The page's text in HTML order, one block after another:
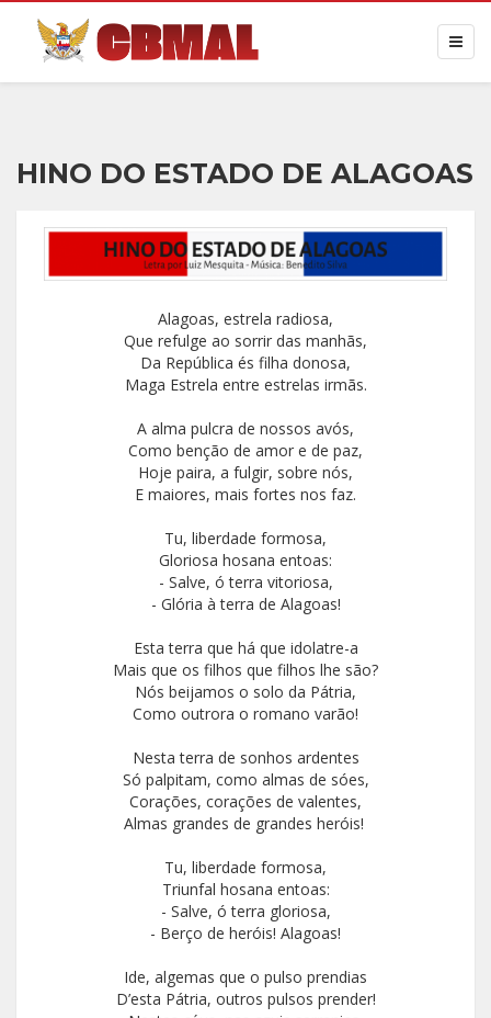
HINO DO ESTADO DE ALAGOAS
Alagoas, estrela radiosa,
Que refulge ao sorrir das manhãs,
Da República és filha donosa,
Maga Estrela entre estrelas irmãs.
A alma pulcra de nossos avós,
Como benção de amor e de paz,
Hoje paira, a fulgir, sobre nós,
E maiores, mais fortes nos faz.
Tu, liberdade formosa,
Gloriosa hosana entoas:
- Salve, ó terra vitoriosa,
- Glória à terra de Alagoas!
Esta terra que há que idolatre-a
Mais que os filhos que filhos lhe são?
Nós beijamos o solo da Pátria,
Como outrora o romano varão!
Nesta terra de sonhos ardentes
Só palpitam, como almas de sóes,
Corações, corações de valentes,
Almas grandes de grandes heróis!
Tu, liberdade formosa,
Triunfal hosana entoas:
- Salve, ó terra gloriosa,
- Berço de heróis! Alagoas!
Ide, algemas que o pulso prendias
D’esta Pátria, outros pulsos prender!